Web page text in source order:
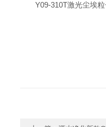
Y09-310T激光尘埃